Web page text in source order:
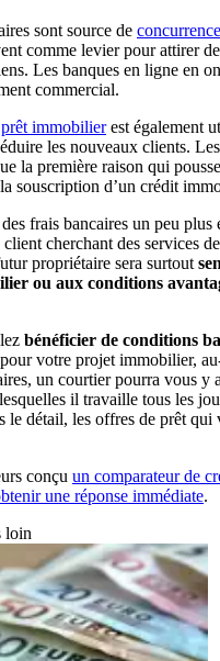
sont source de
comme levier pour attirer
Les banques en ligne en
commercial.
prêt immobilierest également
les nouveaux clients.
la première raison qui
souscription d’un crédit
frais bancaires un peu plus
cherchant des services
propriétaire sera surtout
ou aux conditions
bénéficier de conditions
pour votre projet immobilier,
un courtier pourra vous y
il travaille tous les
le détail, les offres de prêt qui
conçu un comparateur de
une réponse immédiate.
loin